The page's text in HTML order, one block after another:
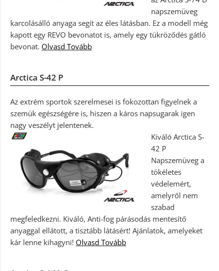
napszemüveg
karcolásálló anyaga segít az éles látásban. Ez a modell még
kapott egy REVO bevonatot is, amely egy tükröződés gátló
bevonat. Olvasd Tovább
Arctica S-42 P
Az extrém sportok szerelmesei is fokozottan figyelnek a
szemük egészségére is, hiszen a káros napsugarak igen
nagy veszélyt jelentenek.
Kiváló Arctica S-
42 P
Napszemüveg a
tökéletes
védelemért,
amelyről nem
szabad
megfeledkezni. Kiváló, Anti-fog párásodás mentesítő
anyaggal ellátott, a tisztább látásért! Ajánlatok, amelyeket
kár lenne kihagyni! Olvasd Tovább